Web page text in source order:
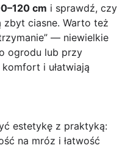
cm i sprawdź, czy
zbyt ciasne. Warto też
— niewielkie
ogrodu lub przy
i ułatwiają
estetykę z praktyką:
na mróz i łatwość